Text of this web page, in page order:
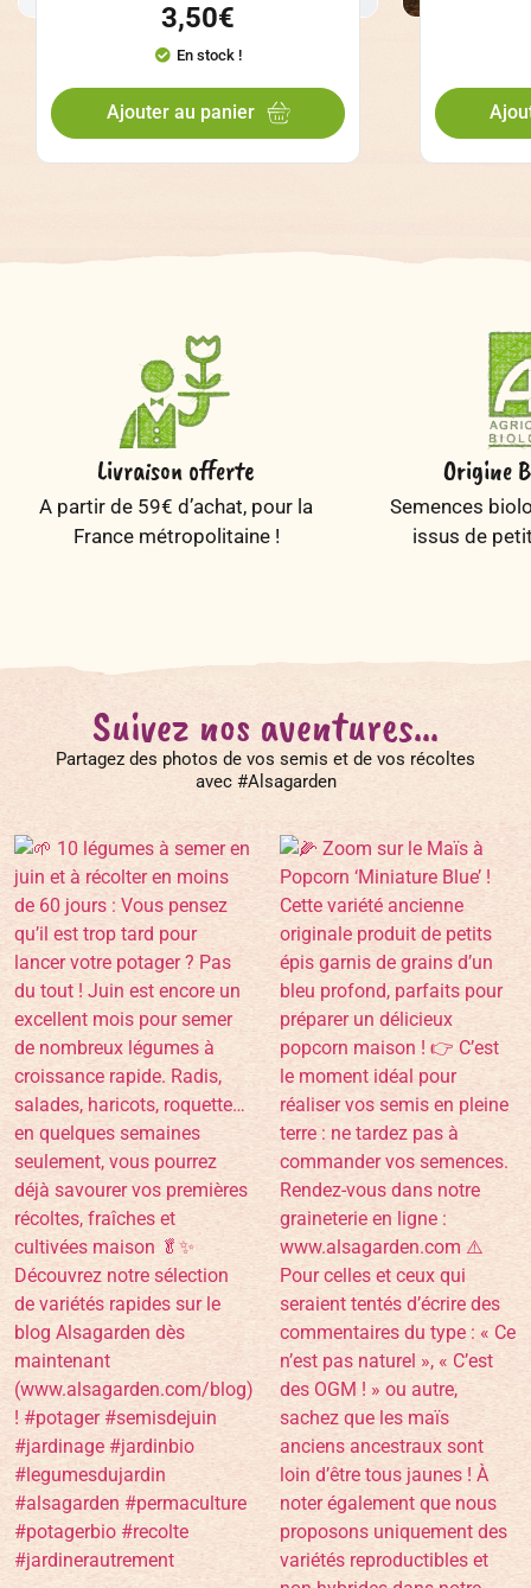
3,50€
En stock !
Ajouter au panier
Livraison offerte
A partir de 59€ d’achat, pour la
France métropolitaine !
Origine
Semences
issus de
Suivez nos aventures...
Partagez des photos de vos semis et de vos récoltes
avec #Alsagarden